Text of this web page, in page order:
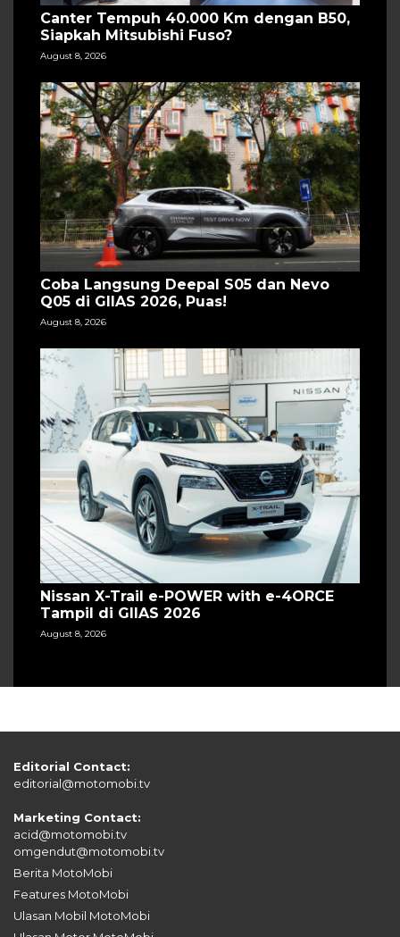
Canter Tempuh 40.000 Km dengan B50,
Siapkah Mitsubishi Fuso?
August 8, 2026
Coba Langsung Deepal S05 dan Nevo
Q05 di GIIAS 2026, Puas!
August 8, 2026
Nissan X-Trail e-POWER with e-4ORCE
Tampil di GIIAS 2026
August 8, 2026
Editorial Contact:
editorial@motomobi.tv
Marketing Contact:
acid@motomobi.tv
omgendut@motomobi.tv
Berita MotoMobi
Features MotoMobi
Ulasan Mobil MotoMobi